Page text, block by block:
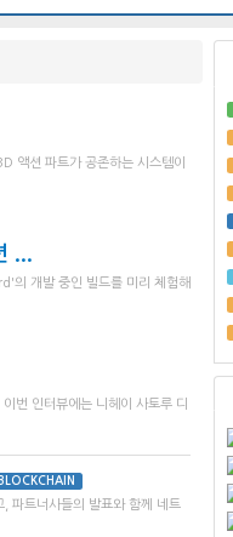
액션 파트가 공존하는 시스템이
...
의 개발 중인 빌드를 미리 체험해
번 인터뷰에는 니헤이 사토루 디
BLOCKCHAIN
파트너사들의 발표와 함께 네트